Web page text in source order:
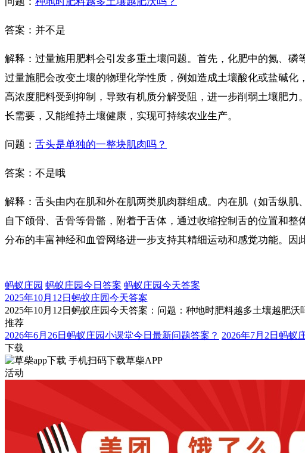
答案：并不是
解释：过量施用肥料会引发多重土壤问题。首先，化肥中的氮、
过量施肥会改变土壤的物理化学性质，例如造成土壤酸化或盐碱
高浓度肥料受到抑制，导致有机质分解受阻，进一步削弱土壤肥
长需要，又能维持土壤健康，实现可持续农业生产。
问题： 舌头是单独的一整块肌肉吗？
答案：不是哦
解释：舌头由内在肌和外在肌两类肌肉群组成。内在肌（如舌纵
自下颌骨、舌骨等骨骼，附着于舌体，通过收缩控制舌的位置和
分布的丰富神经和血管网络进一步支持其精细运动和感觉功能。因
蚂蚁庄园 蚂蚁庄园今日答案 蚂蚁庄园今天答案
2025年10月12日蚂蚁庄园今天答案
2025年10月12日蚂蚁庄园今天答案：问题：种地时肥料越多土壤越肥
推荐
2026年6月26日蚂蚁庄园小课堂今日最新问题答案？ 2026年7月2日蚂蚁
下载
手机扫码下载草柴APP
活动